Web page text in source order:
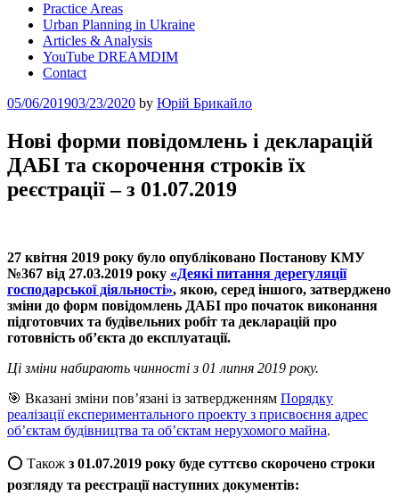
Practice Areas
Urban Planning in Ukraine
Articles & Analysis
YouTube DREAMDIM
Contact
Posted
05/06/201903/23/2020 by Юрій Брикайло
Нові форми повідомлень і декларацій
ДАБІ та скорочення строків їх
реєстрації – з 01.07.2019
27 квітня 2019 року було опубліковано Постанову КМУ
№367 від 27.03.2019 року «Деякі питання дерегуляції
господарської діяльності», якою, серед іншого, затверджено
зміни до форм повідомлень ДАБІ про початок виконання
підготовчих та будівельних робіт та декларацій про
готовність об’єкта до експлуатації.
Ці зміни набирають чинності з 01 липня 2019 року.
🎯 Вказані зміни пов’язані із затвердженням Порядку
реалізації експериментального проекту з присвоєння адрес
об’єктам будівництва та об’єктам нерухомого майна.
⭕️ Також з 01.07.2019 року буде суттєво скорочено строки
розгляду та реєстрації наступних документів: